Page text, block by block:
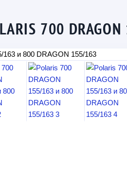
700